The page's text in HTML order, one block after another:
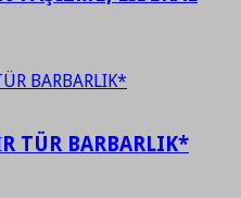
TÜR BARBARLIK*